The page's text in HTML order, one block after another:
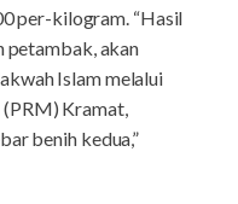
per-kilogram. “Hasil
petambak, akan
Islam melalui
Kramat,
benih kedua,”